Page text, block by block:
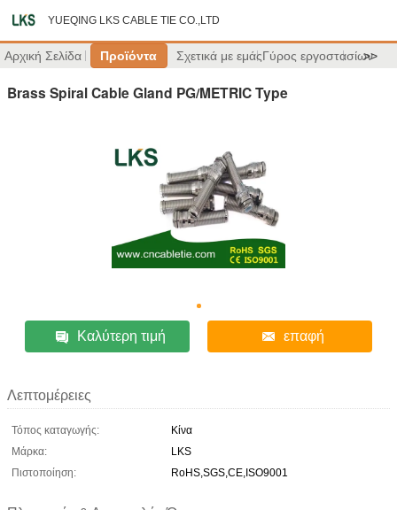
YUEQING LKS CABLE TIE CO.,LTD
Αρχική Σελίδα Προϊόντα Σχετικά με εμάςΓύρος εργοστασίων
>>
Brass Spiral Cable Gland PG/METRIC Type
Καλύτερη τιμή επαφή
Λεπτομέρειες
Τόπος καταγωγής:
Κίνα
Μάρκα:
LKS
Πιστοποίηση:
RoHS,SGS,CE,ISO9001